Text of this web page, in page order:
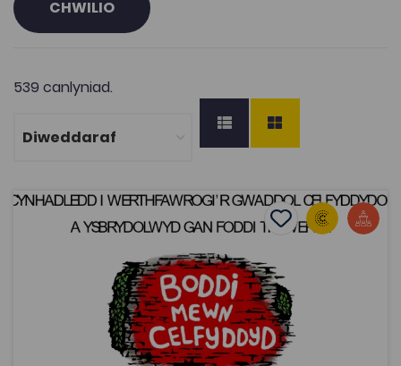
CHWILIO
539 canlyniad.
Cynhadledd ‘Boddi mewn Celfyddyd’: Gwaddol ’65
Add to favourites
Dyddiad cyhoeddi: 2015 Add to favourites
Cynhadledd ‘Boddi mewn Celfyddyd’:
Gwaddol ’65
Cerddoriaeth